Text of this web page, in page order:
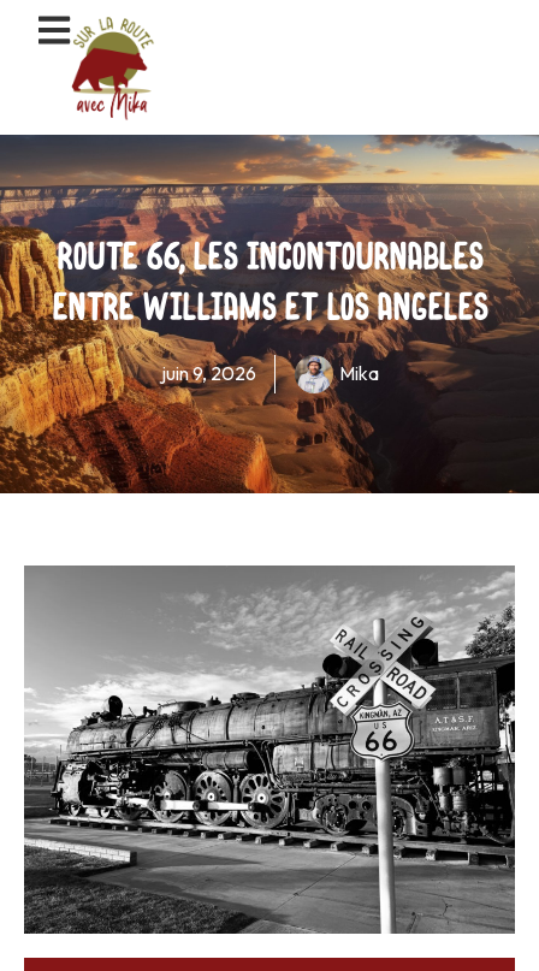
Route 66, les incontournables
entre Williams et Los Angeles
juin 9, 2026 Mika